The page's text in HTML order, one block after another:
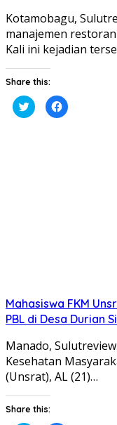
Kotamobagu,
manajemen
Kali ini kejadian
Share this:
Klik
untuk
berbagi
Klik
untuk
Mahasiswa FKM
PBL di Desa Durian
Manado,
Kesehatan
(Unsrat), AL (21)…
Share this: